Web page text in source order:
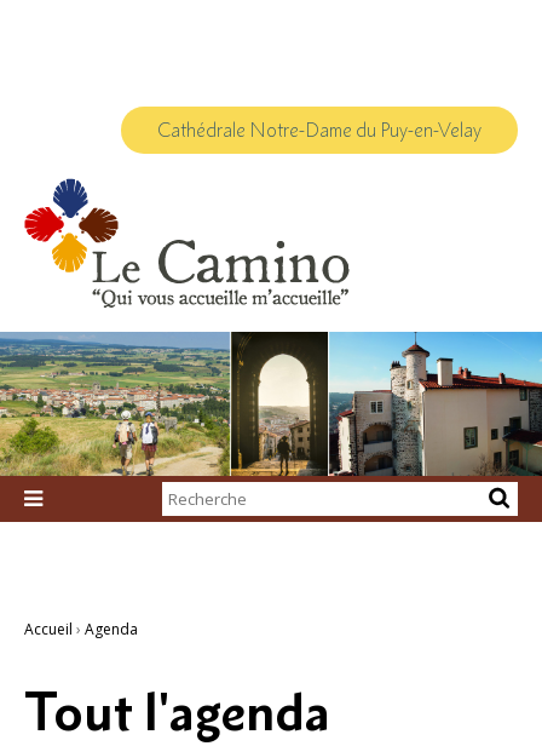
Cathédrale Notre-Dame du Puy-en-Velay

Chercher par
Recherche
Accueil › Agenda
Tout l'agenda